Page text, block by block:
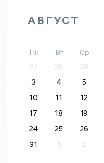
АВГУСТ
Пн Вт Ср
27
28 29
3
4 5
10
11 12
17
18 19
24
25 26
31
1 2